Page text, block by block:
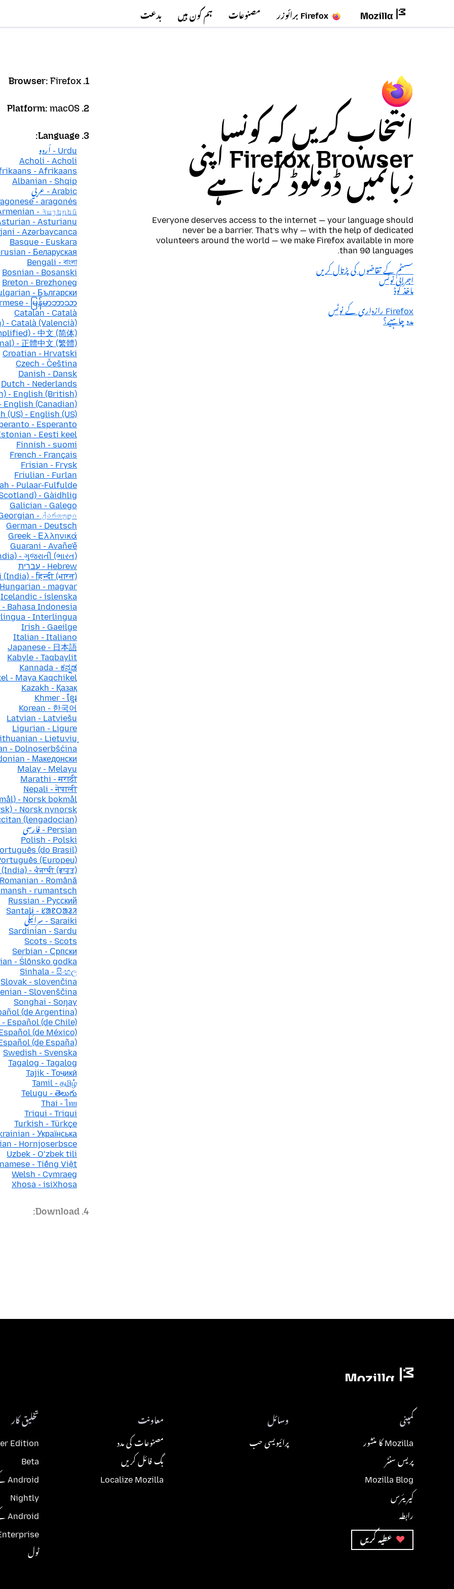
Firefox برائوزر مصنوعات ہم کون ہیں بدعت
انتخاب کریں کہ کونسا
Firefox Browser اپنی
زبانمیں ڈونلوڈ کرنا ہے
Everyone deserves access to the internet — your language should
never be a barrier. That’s why — with the help of dedicated
volunteers around the world — we make Firefox available in more
than 90 languages.
سسٹم کے تقاضوں کی پڑتال کریں
اجرائی نوٹس
ماخذ کوڈ
Firefox رازداری کے نوٹس
مدد چاہیے؟
1. Browser:
Firefox
2. Platform:
macOS
3. Language:
Urdu - اُردو
Acholi - Acholi
- Afrikaans
Albanian - Shqip
Arabic - عربي
- aragonés
- Հայերեն
- Asturianu
- Azərbaycanca
Basque - Euskara
- Беларуская
Bengali - বাংলা
Bosnian - Bosanski
Breton - Brezhoneg
- Български
- မြန်မာဘာသာ
Catalan - Català
- Català (Valencià)
- 中文 (简体)
- 正體中文 (繁體)
Croatian - Hrvatski
Czech - Čeština
Danish - Dansk
Dutch - Nederlands
- English (British)
English (Canadian)
(US) - English (US)
- Esperanto
- Eesti keel
Finnish - suomi
French - Français
Frisian - Frysk
Friulian - Furlan
- Pulaar-Fulfulde
- Gàidhlig
Galician - Galego
- ქართული
German - Deutsch
Greek - Ελληνικά
Guarani - Avañe'ẽ
- ગુજરાતી (ભારત)
Hebrew - עברית
- हिन्दी (भारत)
Hungarian - magyar
Icelandic - íslenska
Bahasa Indonesia
- Interlingua
Irish - Gaeilge
Italian - Italiano
Japanese - 日本語
Kabyle - Taqbaylit
Kannada - ಕನ್ನಡ
- Maya Kaqchikel
Kazakh - Қазақ
Khmer - ខ្មែរ
Korean - 한국어
Latvian - Latviešu
Ligurian - Ligure
- Lietuvių
- Dolnoserbšćina
- Македонски
Malay - Melayu
Marathi - मराठी
Nepali - नेपाली
- Norsk bokmål
- Norsk nynorsk
(lengadocian)
Persian - فارسی
Polish - Polski
(do Brasil)
(Europeu)
- ਪੰਜਾਬੀ (ਭਾਰਤ)
Romanian - Română
- rumantsch
Russian - Русский
Santali - ᱥᱟᱱᱛᱟᱲᱤ
Saraiki - سرائیکی
Sardinian - Sardu
Scots - Scots
Serbian - Српски
- Ślōnsko godka
Sinhala - සිංහල
Slovak - slovenčina
- Slovenščina
Songhai - Soŋay
(de Argentina)
Español (de Chile)
(de México)
(de España)
Swedish - Svenska
Tagalog - Tagalog
Tajik - Тоҷикӣ
Tamil - தமிழ்
Telugu - తెలుగు
Thai - ไทย
Triqui - Triqui
Turkish - Türkçe
- Українська
- Hornjoserbsce
Uzbek - Oʻzbek tili
- Tiếng Việt
Welsh - Cymraeg
Xhosa - isiXhosa
4. Download:
کمپنی
Mozilla کا منشور
پریس سنٹر
Mozilla Blog
کیریئرس
رابطہ
عطیہ کریں
وسائل
پرائیویسی حب
معاونت
مصنوعات کی مدد
بگ فائل کریں
Localize Mozilla
تخلیق کار
Edition
Beta
Android کے لئے Beta
Nightly
Android کے لئے Nightly
ٹول